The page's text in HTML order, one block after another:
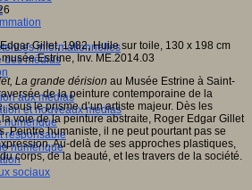
informationnelles
des médias
aux médias
et nouveaux médias
numérique
responsable
numérique
sociaux
La grande dérision au Musée Estrine à Saint-
de la peinture contemporaine de la
sous le prisme d’un artiste majeur. Dès les
voie de la peinture abstraite, Roger Edgar Gillet
Peintre humaniste, il ne peut pourtant pas se
Au-delà de ses approches plastiques,
corps, de la beauté, et les travers de la société.